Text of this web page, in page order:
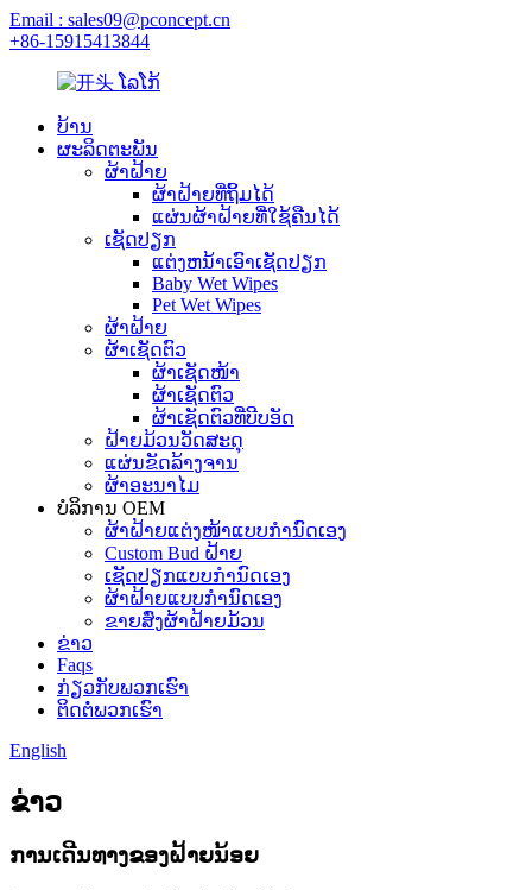
Email : sales09@pconcept.cn
+86-15915413844
ບ້ານ
ຜະລິດຕະພັນ
ຜ້າຝ້າຍ
ຜ້າຝ້າຍທີ່ຖິ້ມໄດ້
ແຜ່ນຜ້າຝ້າຍທີ່ໃຊ້ຄືນໄດ້
ເຊັດປຽກ
ແຕ່ງຫນ້າເອົາເຊັດປຽກ
Baby Wet Wipes
Pet Wet Wipes
ຜ້າຝ້າຍ
ຜ້າເຊັດຕົວ
ຜ້າເຊັດໜ້າ
ຜ້າເຊັດຕົວ
ຜ້າເຊັດຕົວທີ່ບີບອັດ
ຝ້າຍມ້ວນວັດສະດຸ
ແຜ່ນຂັດລ້າງຈານ
ຜ້າອະນາໄມ
ບໍລິການ OEM
ຜ້າຝ້າຍແຕ່ງໜ້າແບບກຳນົດເອງ
Custom Bud ຝ້າຍ
ເຊັດປຽກແບບກຳນົດເອງ
ຜ້າຝ້າຍແບບກຳນົດເອງ
ຂາຍສົ່ງຜ້າຝ້າຍມ້ວນ
ຂ່າວ
Faqs
ກ່ຽວກັບພວກເຮົາ
ຕິດຕໍ່ພວກເຮົາ
English
ຂ່າວ
ການເດີນທາງຂອງຝ້າຍນ້ອຍ